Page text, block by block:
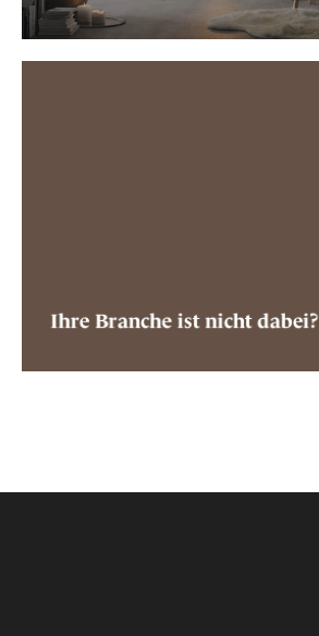
Ihre Branche ist nicht dabei?